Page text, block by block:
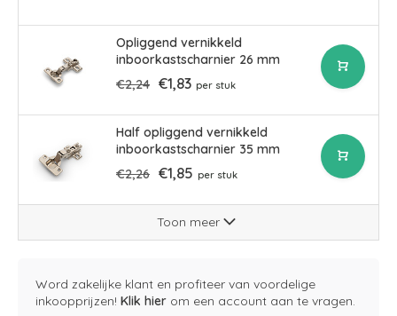
Opliggend vernikkeld
inboorkastscharnier 26 mm
€2,24 €1,83 per stuk
Half opliggend vernikkeld
inboorkastscharnier 35 mm
€2,26 €1,85 per stuk
Toon meer
Word zakelijke klant en profiteer van voordelige
inkoopprijzen! Klik hier om een account aan te vragen.